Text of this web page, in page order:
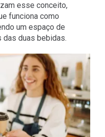
esse conceito,
funciona como
um espaço de
das duas bebidas.